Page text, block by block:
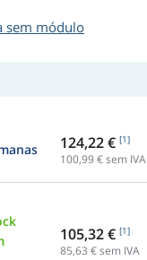
sem módulo
124,22 € [1]
100,99€ sem IVA
105,32 € [1]
85,63 € sem IVA